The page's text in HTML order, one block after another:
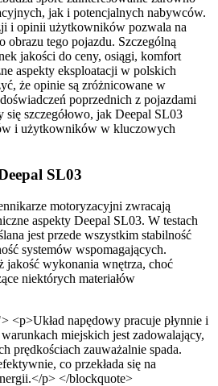
jak i potencjalnych nabywców.
i opinii użytkowników pozwala na
obrazu tego pojazdu. Szczególną
jakości do ceny, osiągi, komfort
aspekty eksploatacji w polskich
że opinie są zróżnicowane w
poprzednich z pojazdami
szczegółowo, jak Deepal SL03
i użytkowników w kluczowych
SL03
motoryzacyjni zwracają
aspekty Deepal SL03. W testach
jest przede wszystkim stabilność
systemów wspomagających.
jakość wykonania wnętrza, choć
niektórych materiałów
<p>Układ napędowy pracuje płynnie i
miejskich jest zadowalający,
prędkościach zauważalnie spada.
co przekłada się na
p> </blockquote>